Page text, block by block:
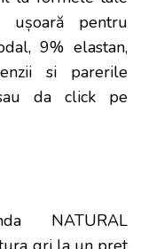
ușoară pentru
9% elastan,
si parerile
da click pe
NATURAL